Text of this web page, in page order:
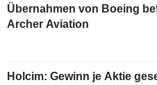
Übernahmen von Boeing
Archer Aviation
Holcim: Gewinn je Aktie